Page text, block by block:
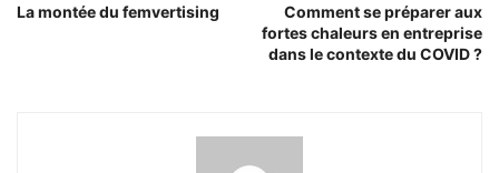
La montée du femvertising
Comment se préparer aux
fortes chaleurs en entreprise
dans le contexte du COVID ?